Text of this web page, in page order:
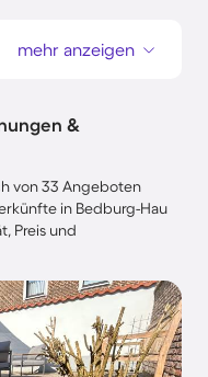
mehr anzeigen
&
von 33 Angeboten
in Bedburg-Hau
Preis und